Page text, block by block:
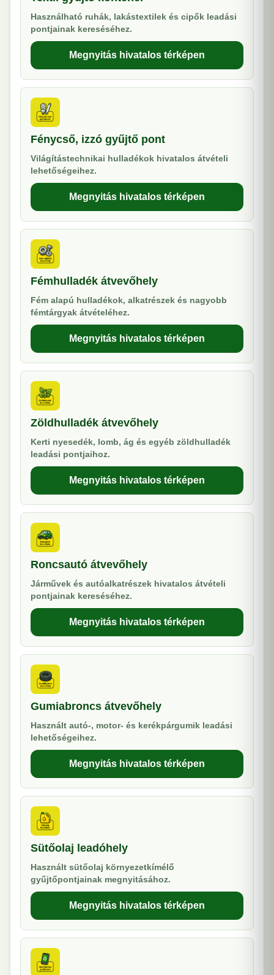
Használható ruhák, lakástextilek és cipők leadási
pontjainak kereséséhez.
Megnyitás hivatalos térképen
Fénycső, izzó gyűjtő pont
Világítástechnikai hulladékok hivatalos átvételi
lehetőségeihez.
Megnyitás hivatalos térképen
Fémhulladék átvevőhely
Fém alapú hulladékok, alkatrészek és nagyobb
fémtárgyak átvételéhez.
Megnyitás hivatalos térképen
Zöldhulladék átvevőhely
Kerti nyesedék, lomb, ág és egyéb zöldhulladék
leadási pontjaihoz.
Megnyitás hivatalos térképen
Roncsautó átvevőhely
Járművek és autóalkatrészek hivatalos átvételi
pontjainak kereséséhez.
Megnyitás hivatalos térképen
Gumiabroncs átvevőhely
Használt autó-, motor- és kerékpárgumik leadási
lehetőségeihez.
Megnyitás hivatalos térképen
Sütőolaj leadóhely
Használt sütőolaj környezetkímélő
gyűjtőpontjainak megnyitásához.
Megnyitás hivatalos térképen